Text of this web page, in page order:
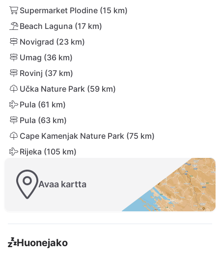
Supermarket Plodine (15 km)
Beach Laguna (17 km)
Novigrad (23 km)
Umag (36 km)
Rovinj (37 km)
Učka Nature Park (59 km)
Pula (61 km)
Pula (63 km)
Cape Kamenjak Nature Park (75 km)
Rijeka (105 km)
Avaa kartta
Huonejako